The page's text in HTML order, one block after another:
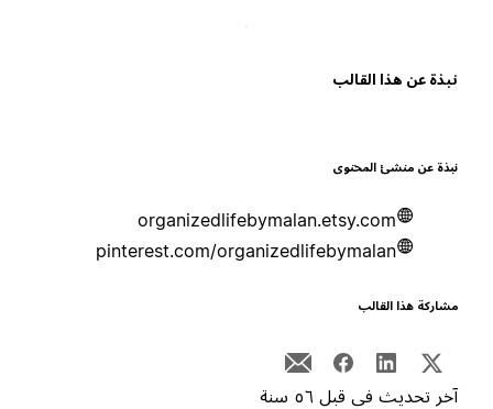
عن هذا القالب
عن منشئ المحتوى
organizedlifebymalan.etsy.com
pinterest.com/organizedlifebymalan
هذا القالب
تحديث في قبل ٥٦ سنة